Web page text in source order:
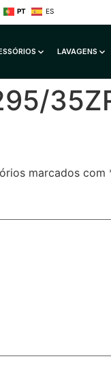
PT ES
LAVAGENS
marcados com